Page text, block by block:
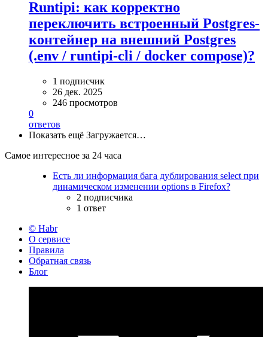
Runtipi: как корректно
переключить встроенный Postgres-
контейнер на внешний Postgres
(.env / runtipi-cli / docker compose)?
1 подписчик
26 дек. 2025
246 просмотров
0
ответов
Показать ещё Загружается…
Самое интересное за 24 часа
Есть ли информация бага дублирования select при
динамическом изменении options в Firefox?
2 подписчика
1 ответ
© Habr
О сервисе
Правила
Обратная связь
Блог